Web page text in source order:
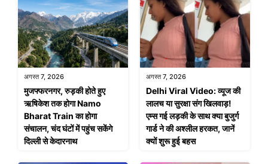
अगस्त 7, 2026
मुजफ्फरनगर, रुड़की होते हुए
ऋषिकेश तक होगा Namo
Bharat Train का होगा
संचालन, चंद घंटों में पहुंच सकेंगे
दिल्ली से केदारनाथ
अगस्त 7, 2026
Delhi Viral Video: व्यूज की
लालच या सुरक्षा संग खिलवाड़!
एम्स गई लड़की के साथ क्या बुजुर्ग
गार्ड ने की अश्लील हरकत, जानें
क्यों शुरू हुई बहस